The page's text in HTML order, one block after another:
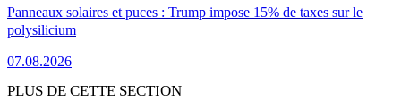
Panneaux solaires et puces : Trump impose 15% de taxes sur le
polysilicium
07.08.2026
PLUS DE CETTE SECTION